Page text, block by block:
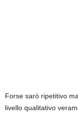
Forse sarò ripetitivo
livello qualitativo